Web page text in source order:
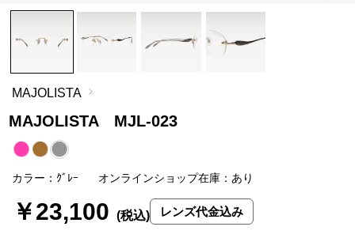
MAJOLISTA
MAJOLISTA MJL-023
カラー：ｸﾞﾚｰ オンラインショップ在庫：あり
￥23,100 レンズ代金込み